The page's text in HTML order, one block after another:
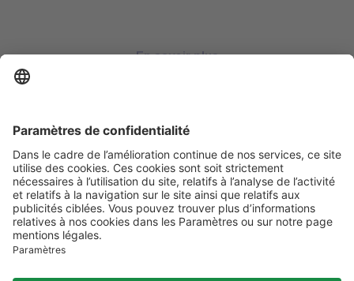
En savoir plus
Abonnez-vous à notre newsletter
Informez-moi